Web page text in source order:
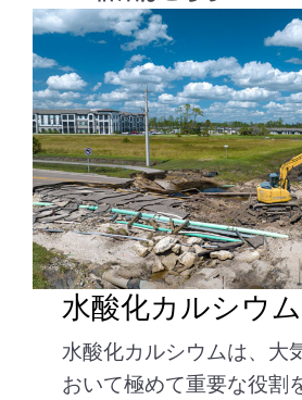
水酸化カルシウム
水酸化カルシウムは、大
おいて極めて重要な役割